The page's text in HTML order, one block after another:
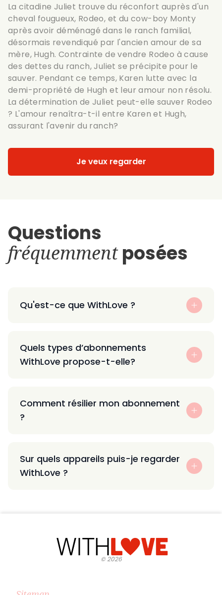
La citadine Juliet trouve du réconfort auprès d'un
cheval fougueux, Rodeo, et du cow-boy Monty
après avoir déménagé dans le ranch familial,
désormais revendiqué par l'ancien amour de sa
mère, Hugh. Contrainte de vendre Rodeo à cause
des dettes du ranch, Juliet se précipite pour le
sauver. Pendant ce temps, Karen lutte avec la
demi-propriété de Hugh et leur amour non résolu.
La détermination de Juliet peut-elle sauver Rodeo
? L'amour renaîtra-t-il entre Karen et Hugh,
assurant l'avenir du ranch?
Je veux regarder
Questions
fréquemmentposées
Qu'est-ce que WithLove ?
Quels types d’abonnements
WithLove propose-t-elle?
Comment résilier mon abonnement
?
Sur quels appareils puis-je regarder
WithLove ?
©2026